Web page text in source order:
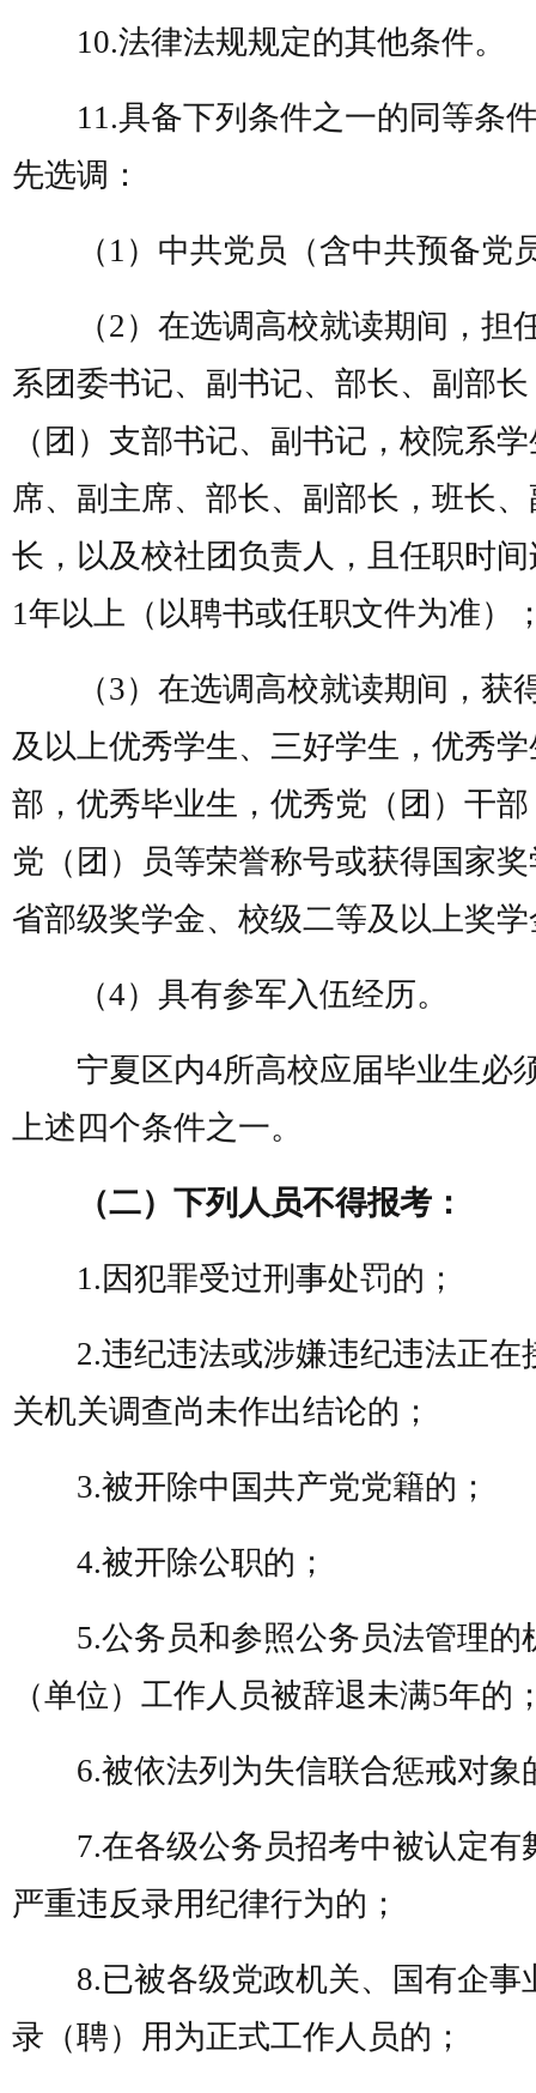
10.法律法规规定的其他条件。
11.具备下列条件之一的同等条
先选调：
（1）中共党员（含中共预备党
（2）在选调高校就读期间，担
系团委书记、副书记、部长、副部
（团）支部书记、副书记，校院系
席、副主席、部长、副部长，班长
长，以及校社团负责人，且任职时
1年以上（以聘书或任职文件为准）
（3）在选调高校就读期间，获
及以上优秀学生、三好学生，优秀
部，优秀毕业生，优秀党（团）干
党（团）员等荣誉称号或获得国家
省部级奖学金、校级二等及以上奖
（4）具有参军入伍经历。
宁夏区内4所高校应届毕业生必
上述四个条件之一。
（二）下列人员不得报考：
1.因犯罪受过刑事处罚的；
2.违纪违法或涉嫌违纪违法正在
关机关调查尚未作出结论的；
3.被开除中国共产党党籍的；
4.被开除公职的；
5.公务员和参照公务员法管理的
（单位）工作人员被辞退未满5年的
6.被依法列为失信联合惩戒对象
7.在各级公务员招考中被认定有
严重违反录用纪律行为的；
8.已被各级党政机关、国有企事
录（聘）用为正式工作人员的；